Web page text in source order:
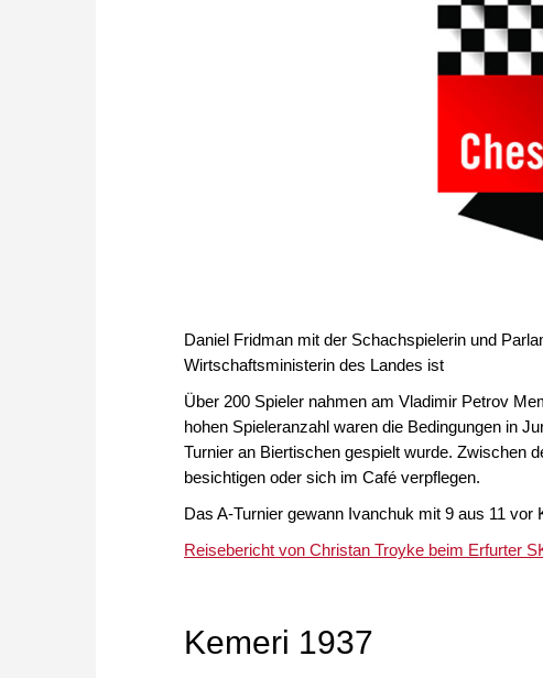
Daniel Fridman mit der Schachspielerin und
Wirtschaftsministerin des Landes ist
Über 200 Spieler nahmen am Vladimir Petrov
hohen Spieleranzahl waren die Bedingungen in
Turnier an Biertischen gespielt wurde. Zwischen
besichtigen oder sich im Café verpflegen.
Das A-Turnier gewann Ivanchuk mit 9 aus 11 vor
Reisebericht von Christan Troyke beim Erfurter
Kemeri 1937